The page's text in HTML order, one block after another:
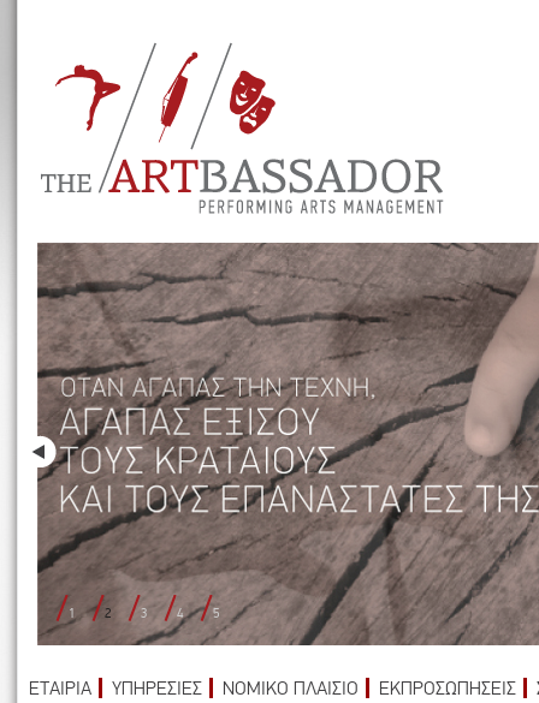
1 2 3 4 5
ΕΤΑΙΡΙΑ ΥΠΗΡΕΣΙΕΣ ΝΟΜΙΚΟ ΠΛΑΙΣΙΟ ΕΚΠΡΟΣΩΠΗΣΕΙΣ